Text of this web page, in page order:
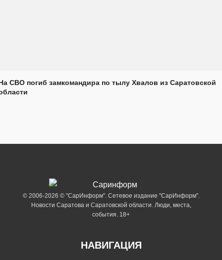
СВО погиб замкомандира по тылу Хвалов из Саратовской
© 2006-2026 © "СарИнформ". Сетевое издание "СарИнформ".
Новости Саратова и Саратовской области. Люди, места,
события. 18+
НАВИГАЦИЯ